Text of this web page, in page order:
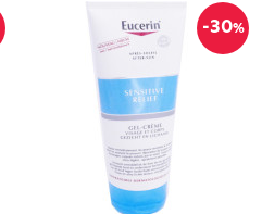
-30%